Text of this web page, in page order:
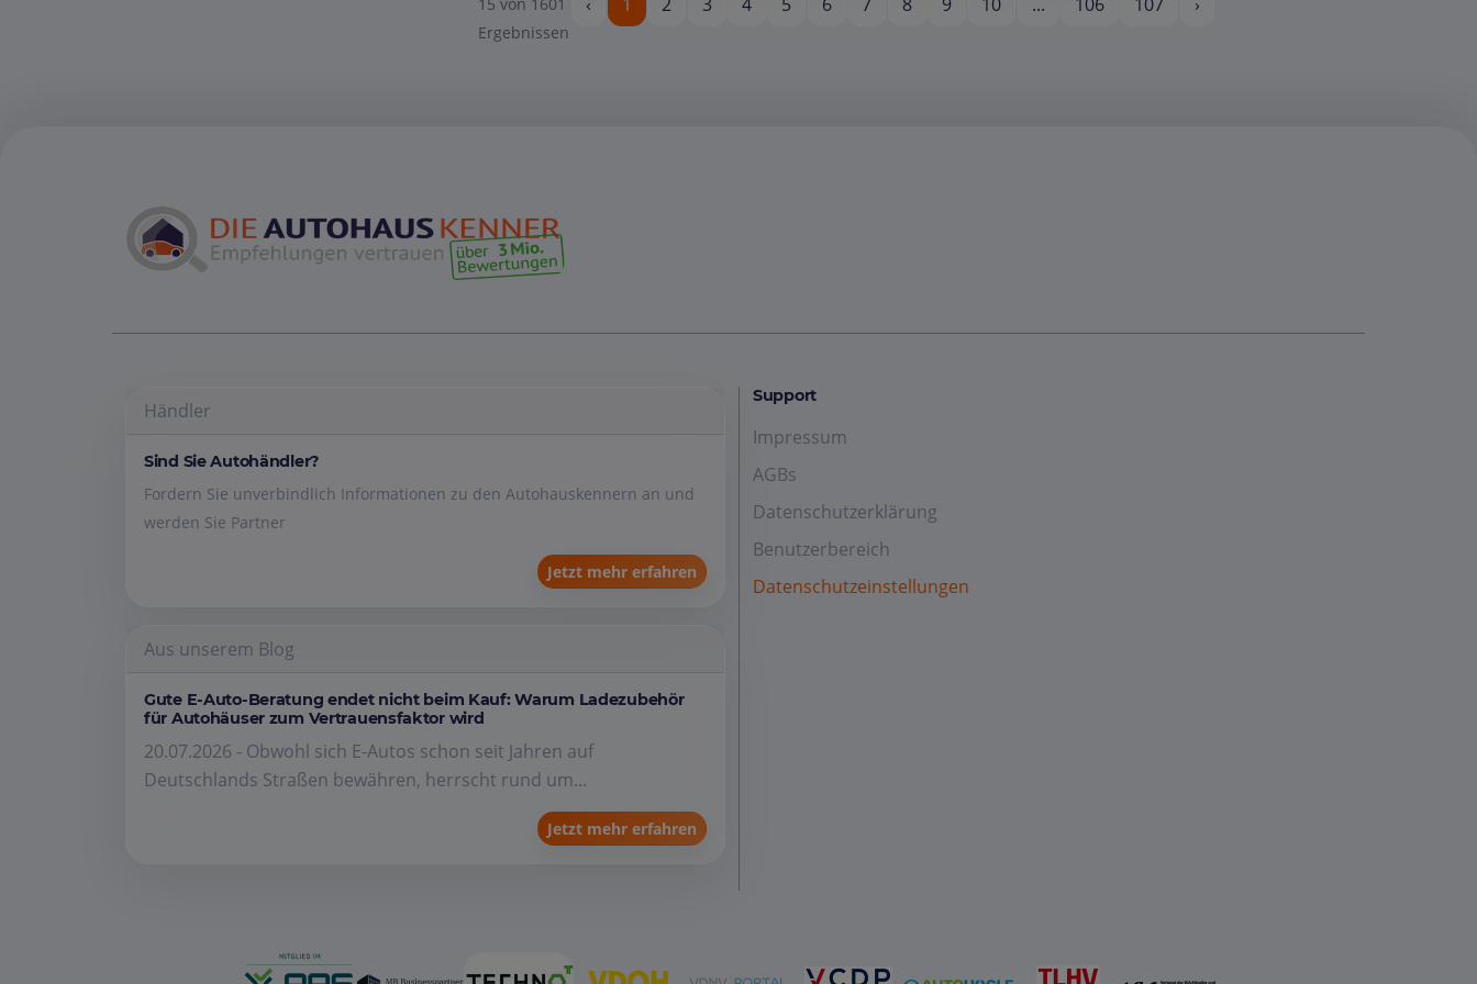
Ergebnissen
Händler
Sind Sie Autohändler?
Fordern Sie unverbindlich Informationen zu den Autohauskennern an und
werden Sie Partner
Jetzt mehr erfahren
Aus unserem Blog
Gute E-Auto-Beratung endet nicht beim Kauf: Warum Ladezubehör
für Autohäuser zum Vertrauensfaktor wird
20.07.2026 - Obwohl sich E-Autos schon seit Jahren auf
Deutschlands Straßen bewähren, herrscht rund um...
Jetzt mehr erfahren
Support
Impressum
AGBs
Datenschutzerklärung
Benutzerbereich
Datenschutzeinstellungen